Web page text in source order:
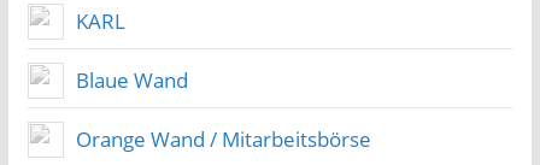
KARL
Blaue Wand
Orange Wand / Mitarbeitsbörse